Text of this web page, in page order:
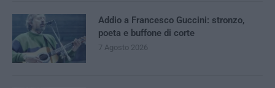
Addio a Francesco Guccini: stronzo,
poeta e buffone di corte
7 Agosto 2026